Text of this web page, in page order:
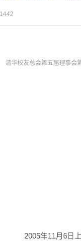
1442
清华校友总会第五届理事会
2005年11 月6日